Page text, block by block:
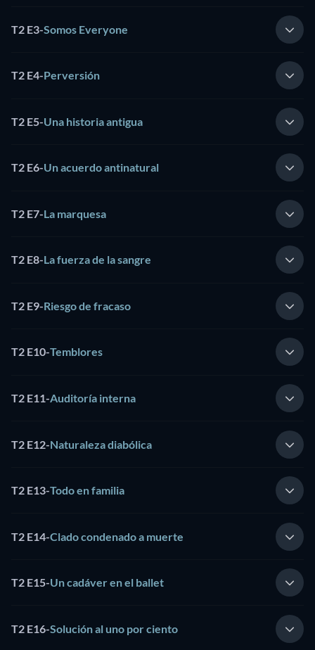
T2 E3-Somos Everyone
T2 E4-Perversión
T2 E5-Una historia antigua
T2 E6-Un acuerdo antinatural
T2 E7-La marquesa
T2 E8-La fuerza de la sangre
T2 E9-Riesgo de fracaso
T2 E10-Temblores
T2 E11-Auditoría interna
T2 E12-Naturaleza diabólica
T2 E13-Todo en familia
T2 E14-Clado condenado a muerte
T2 E15-Un cadáver en el ballet
T2 E16-Solución al uno por ciento